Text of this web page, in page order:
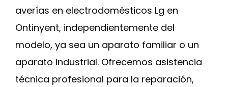
averías en electrodomésticos Lg en
Ontinyent, independientemente del
modelo, ya sea un aparato familiar o un
aparato industrial. Ofrecemos asistencia
técnica profesional para la reparación,